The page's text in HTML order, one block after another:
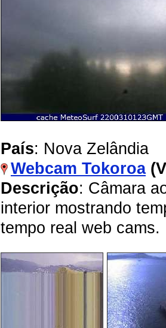
País: Nova Zelândia
Webcam Tokoroa
Descrição: Câmara
interior mostrando
tempo real web cams.